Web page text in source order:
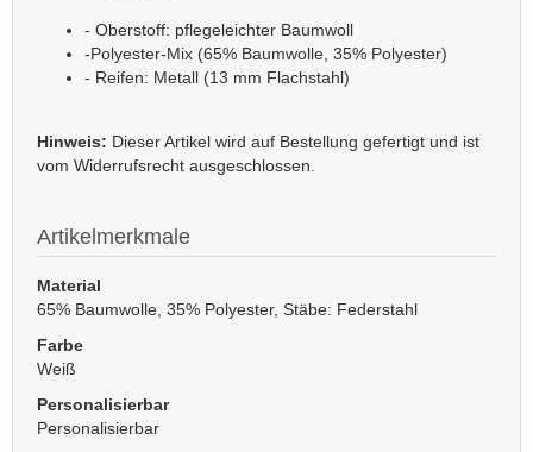
- Oberstoff: pflegeleichter Baumwoll
-Polyester-Mix (65% Baumwolle, 35% Polyester)
- Reifen: Metall (13 mm Flachstahl)
Hinweis: Dieser Artikel wird auf Bestellung gefertigt und ist
vom Widerrufsrecht ausgeschlossen.
Artikelmerkmale
Material
65% Baumwolle, 35% Polyester, Stäbe: Federstahl
Farbe
Weiß
Personalisierbar
Personalisierbar